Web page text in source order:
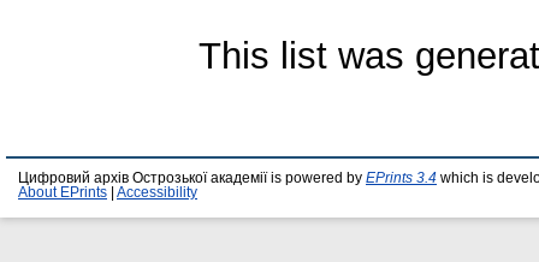
This list was
Цифровий архів Острозької академії is powered by EPrints 3.4 which is
About EPrints
Accessibility